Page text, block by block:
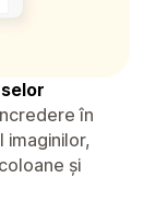
în
imaginilor,
și